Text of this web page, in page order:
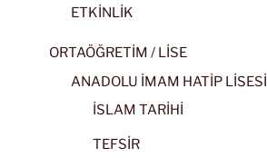
ETKİNLİK
ORTAÖĞRETİM / LİSE
ANADOLU İMAM HATİP LİSESİ
İSLAM TARİHİ
TEFSİR